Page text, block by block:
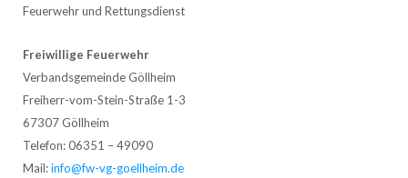
Feuerwehr und Rettungsdienst
Freiwillige Feuerwehr
Verbandsgemeinde Göllheim
Freiherr-vom-Stein-Straße 1-3
67307 Göllheim
Telefon: 06351 – 49090
Mail:info@fw-vg-goellheim.de